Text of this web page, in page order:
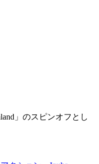
」のスピンオフとし